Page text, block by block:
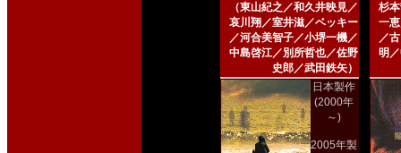
（東山紀之／和久井映見／
哀川翔／室井滋／ベッキー
／河合美智子／小堺一機／
中島啓江／別所哲也／佐野
史郎／武田鉄矢）
日本製作
(2000年
～)
2005年製
杉
一
／
明